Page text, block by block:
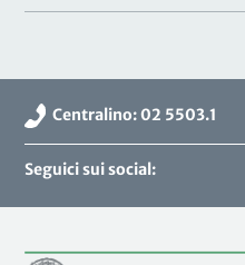
Centralino: 02 5503.1
Seguici sui social: